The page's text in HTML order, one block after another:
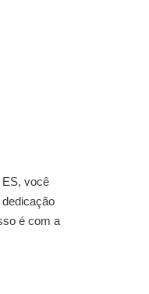
ES, você
é com a